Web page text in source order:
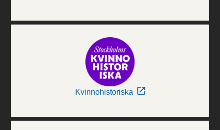
Kvinnohistoriska